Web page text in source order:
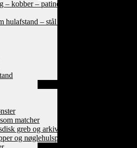
– kobber – patinerede
– stål og
matcher
greb og arkiv skilte
og nøglehulsplader